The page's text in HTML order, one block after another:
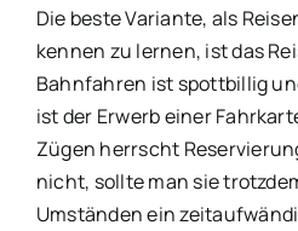
Die beste Variante, als
kennen zu lernen, ist das
Bahnfahren ist spottbillig
ist der Erwerb einer
Zügen herrscht
nicht, sollte man sie
Umständen ein